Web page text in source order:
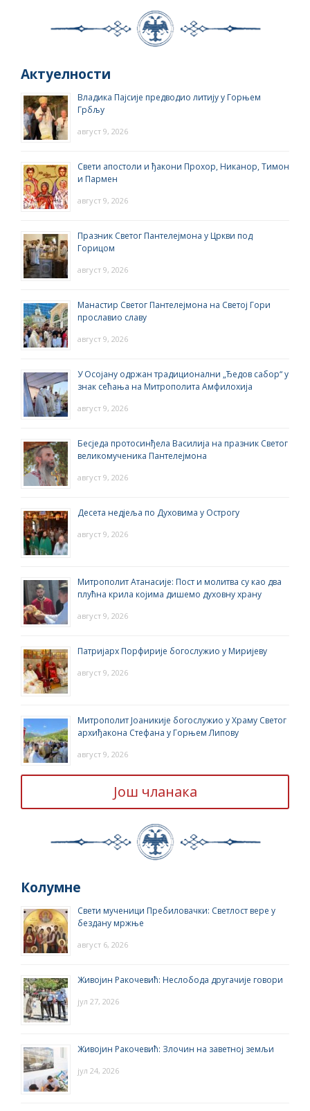
Актуелности
Владика Пајсије предводио литију у Горњем
Грбљу
август 9, 2026
Свети апостоли и ђакони Прохор, Никанор, Тимон
и Пармен
август 9, 2026
Празник Светог Пантелејмона у Цркви под
Горицом
август 9, 2026
Манастир Светог Пантелејмона на Светој Гори
прославио славу
август 9, 2026
У Осојану одржан традиционални „Ђедов сабор“ у
знак сећања на Митрополита Амфилохија
август 9, 2026
Бесједа протосинђела Василија на празник Светог
великомученика Пантелејмона
август 9, 2026
Десета недјеља по Духовима у Острогу
август 9, 2026
Митрополит Атанасије: Пост и молитва су као два
плућна крила којима дишемо духовну храну
август 9, 2026
Патријарх Порфирије богослужио у Миријеву
август 9, 2026
Митрополит Јоаникије богослужио у Храму Светог
архиђакона Стефана у Горњем Липову
август 9, 2026
Још чланака
Колумне
Свети мученици Пребиловачки: Светлост вере у
бездану мржње
август 6, 2026
Живојин Ракочевић: Неслобода другачије говори
јул 27, 2026
Живојин Ракочевић: Злочин на заветној земљи
јул 24, 2026